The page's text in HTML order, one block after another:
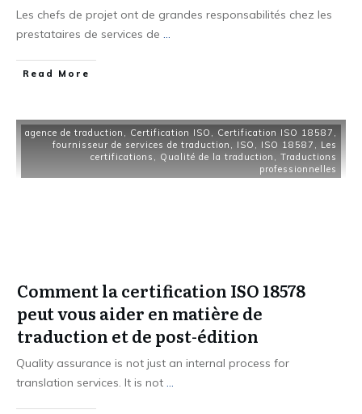
Les chefs de projet ont de grandes responsabilités chez les
prestataires de services de ...
Read More
agence de traduction , Certification ISO , Certification ISO 18587 ,
fournisseur de services de traduction , ISO , ISO 18587 , Les
certifications , Qualité de la traduction , Traductions
professionnelles
Comment la certification ISO 18578
peut vous aider en matière de
traduction et de post-édition
Quality assurance is not just an internal process for
translation services. It is not ...